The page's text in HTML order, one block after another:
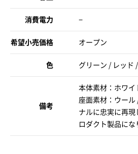
消費電力 −
希望小売価格 オープン
色 グリーン / レッド
備考
本体素材：ホワイ
座面素材：ウー
ナルに忠実に再
ロダクト製品にな